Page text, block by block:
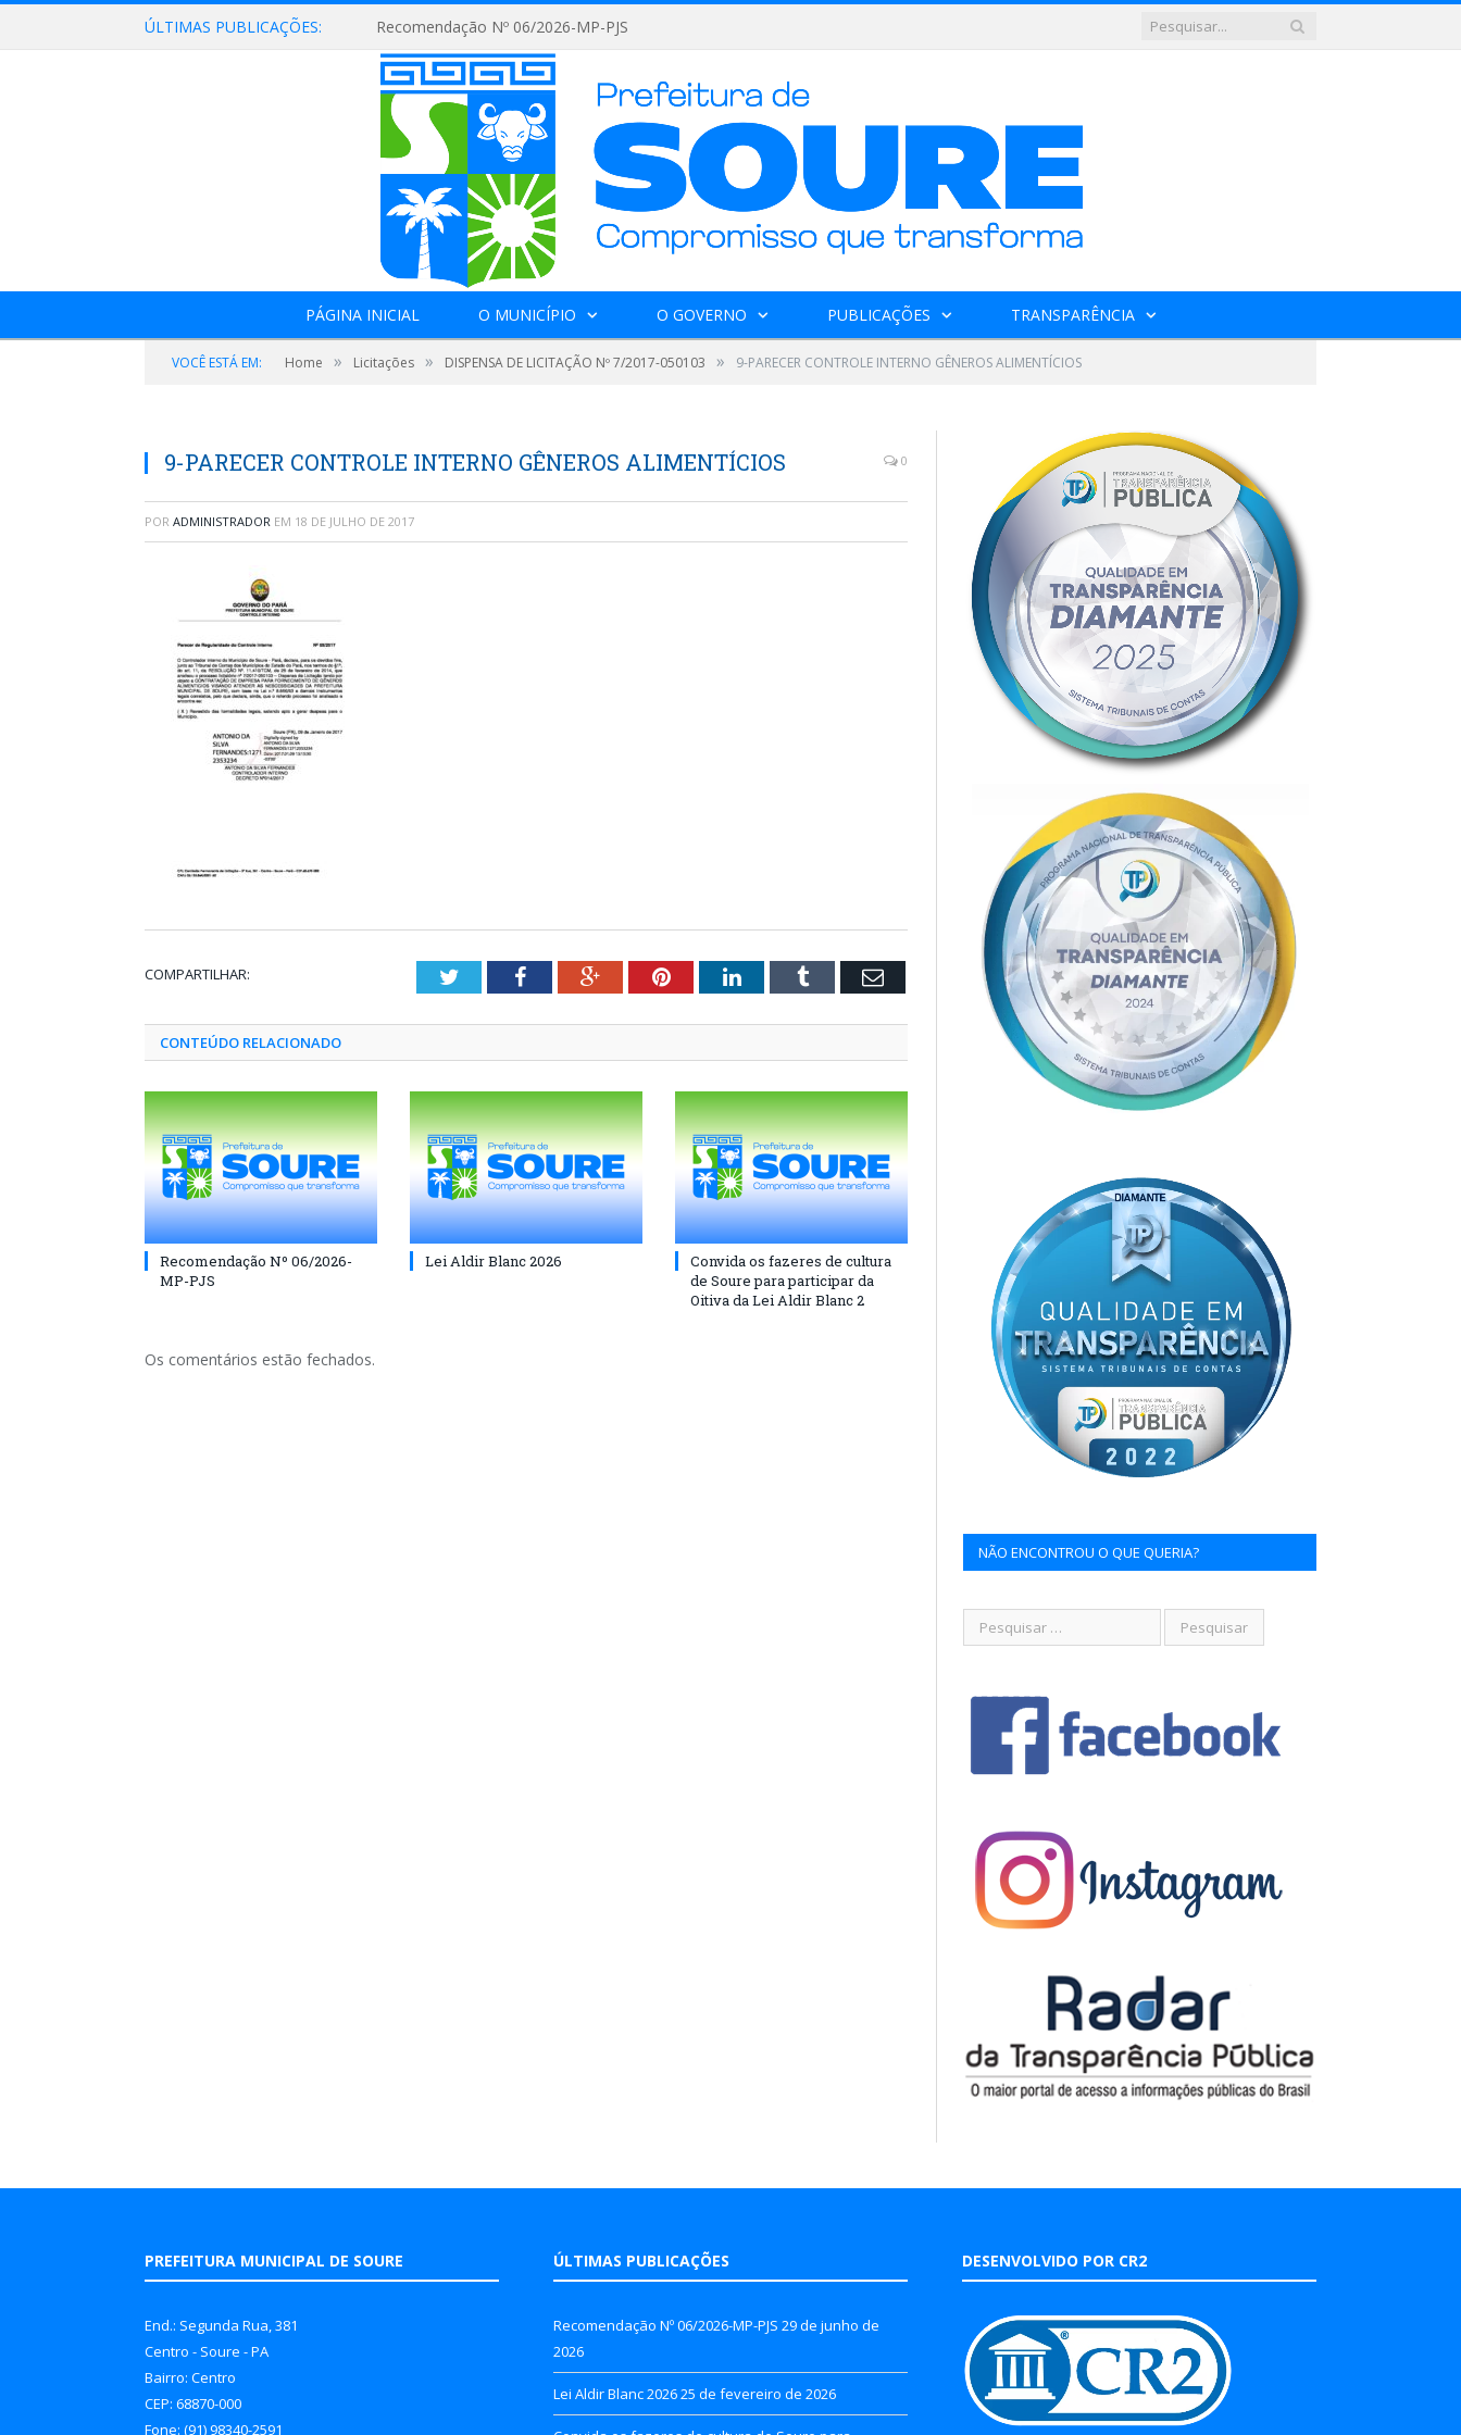
ÚLTIMAS PUBLICAÇÕES: Recomendação Nº 06/2026-MP-PJS
PÁGINA INICIAL O MUNICÍPIO O GOVERNO PUBLICAÇÕES TRANSPARÊNCIA
VOCÊ ESTÁ EM: Home » Licitações » DISPENSA DE LICITAÇÃO Nº 7/2017-050103 » 9-PARECER CONTROLE INTERNO GÊNEROS ALIMENTÍCIOS
9-PARECER CONTROLE INTERNO GÊNEROS ALIMENTÍCIOS 0
POR ADMINISTRADOR EM 18 DE JULHO DE 2017
COMPARTILHAR: TwitterFacebookGoogle+PinterestLinkedInTumblr Email
CONTEÚDO RELACIONADO
Recomendação Nº 06/2026-
MP-PJS
Lei Aldir Blanc 2026
Convida os fazeres de cultura
de Soure para participar da
Oitiva da Lei Aldir Blanc 2
Os comentários estão fechados.
NÃO ENCONTROU O QUE QUERIA?
PREFEITURA MUNICIPAL DE SOURE
End.: Segunda Rua, 381
Centro - Soure - PA
Bairro: Centro
CEP: 68870-000
Fone: (91) 98340-2591
ÚLTIMAS PUBLICAÇÕES
Recomendação Nº 06/2026-MP-PJS 29 de junho de
2026
Lei Aldir Blanc 202625 de fevereiro de 2026
DESENVOLVIDO POR CR2